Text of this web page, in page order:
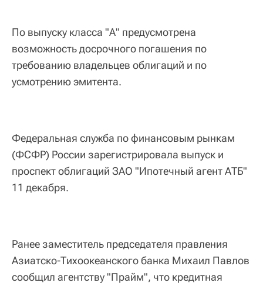
По выпуску класса "А" предусмотрена
возможность досрочного погашения по
требованию владельцев облигаций и по
усмотрению эмитента.
Федеральная служба по финансовым рынкам
(ФСФР) России зарегистрировала выпуск и
проспект облигаций ЗАО "Ипотечный агент АТБ"
11 декабря.
Ранее заместитель председателя правления
Азиатско-Тихоокеанского банка Михаил Павлов
сообщил агентству "Прайм", что кредитная